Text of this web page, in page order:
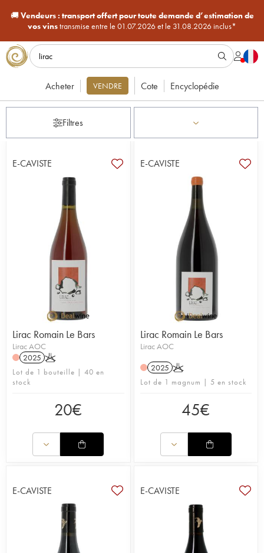
🚚Vendeurs : transport offert pour toute demande d’estimation de
vos vinstransmise entre le 01.07.2026 et le 31.08.2026 inclus*
Acheter VENDRE Cote Encyclopédie
Filtres
E-CAVISTE
Lirac Romain Le Bars
Lirac AOC
2025 K
Lot de 1 bouteille | 40 en
stock
20€
E-CAVISTE
Lirac Romain Le Bars
Lirac AOC
2025 K
Lot de 1 magnum | 5 en stock
45€
E-CAVISTE E-CAVISTE